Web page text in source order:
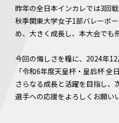
昨年の全日本インカレでは3回
秋季関東大学女子1部バレーボ
め、大きく成長し、本大会でも
今回の悔しさを糧に、2024年
「令和6年度天皇杯・皇后杯 全
さらなる成長と活躍を目指し、
選手への応援をよろしくお願い